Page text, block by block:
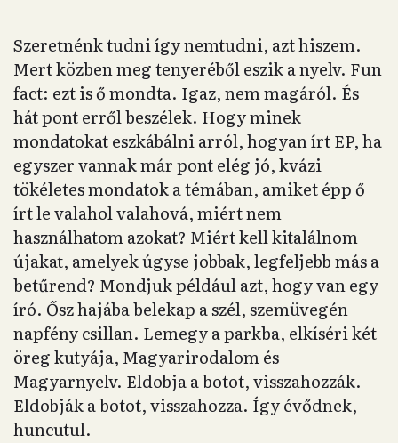
Szeretnénk tudni így nemtudni, azt hiszem.
Mert közben meg tenyeréből eszik a nyelv. Fun
fact: ezt is ő mondta. Igaz, nem magáról. És
hát pont erről beszélek. Hogy minek
mondatokat eszkábálni arról, hogyan írt EP, ha
egyszer vannak már pont elég jó, kvázi
tökéletes mondatok a témában, amiket épp ő
írt le valahol valahová, miért nem
használhatom azokat? Miért kell kitalálnom
újakat, amelyek úgyse jobbak, legfeljebb más a
betűrend? Mondjuk például azt, hogy van egy
író. Ősz hajába belekap a szél, szemüvegén
napfény csillan. Lemegy a parkba, elkíséri két
öreg kutyája, Magyarirodalom és
Magyarnyelv. Eldobja a botot, visszahozzák.
Eldobják a botot, visszahozza. Így évődnek,
huncutul.